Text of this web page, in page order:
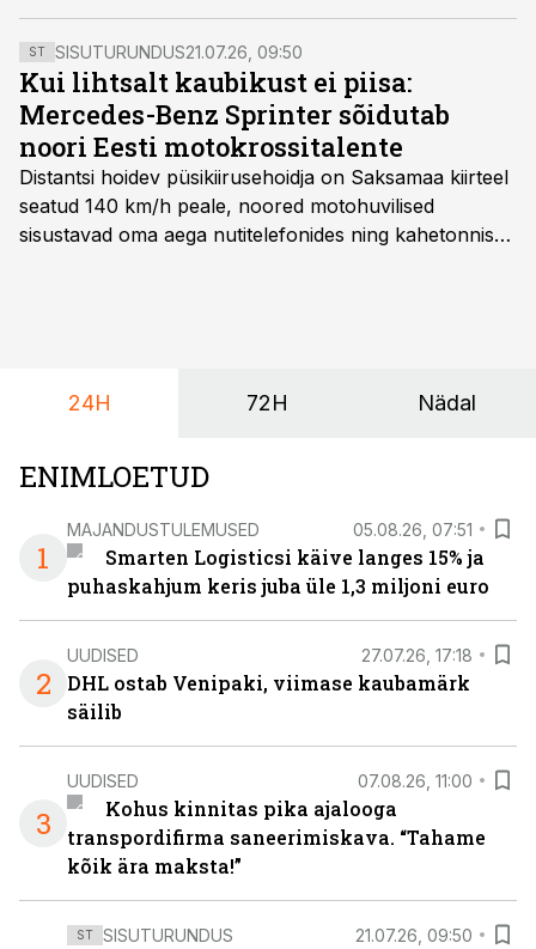
Logistikapataljon vedas sellega varustust ja materjale.
ST SISUTURUNDUS21.07.26, 09:50
Kui lihtsalt kaubikust ei piisa:
Mercedes-Benz Sprinter sõidutab
noori Eesti motokrossitalente
Distantsi hoidev püsikiirusehoidja on Saksamaa kiirteel
seatud 140 km/h peale, noored motohuvilised
sisustavad oma aega nutitelefonides ning kahetonnises
24H 72H Nädal
ENIMLOETUD
1
MAJANDUSTULEMUSED 05.08.26, 07:51
Smarten Logisticsi käive langes 15% ja
puhaskahjum keris juba üle 1,3 miljoni euro
2
UUDISED 27.07.26, 17:18
DHL ostab Venipaki, viimase kaubamärk
säilib
3
UUDISED 07.08.26, 11:00
Kohus kinnitas pika ajalooga
transpordifirma saneerimiskava. “Tahame
kõik ära maksta!”
ST SISUTURUNDUS 21.07.26, 09:50